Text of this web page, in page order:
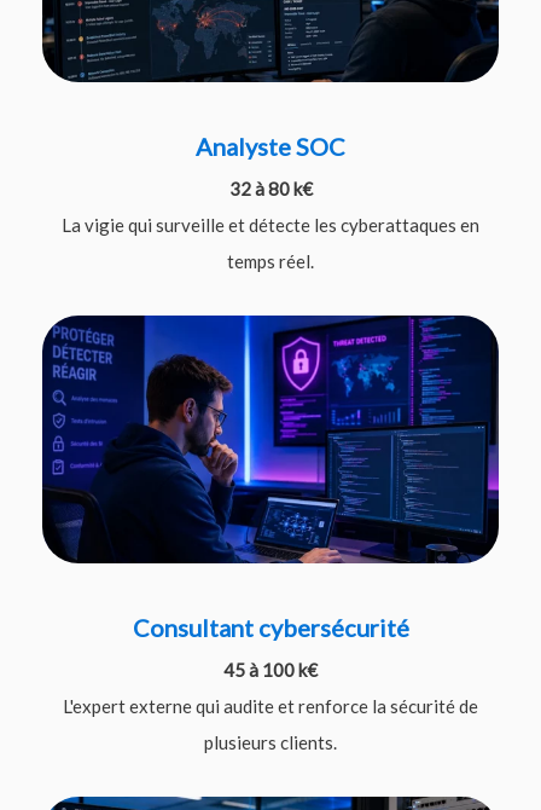
Analyste SOC
32 à 80 k€
La vigie qui surveille et détecte les cyberattaques en
temps réel.
Consultant cybersécurité
45 à 100 k€
L'expert externe qui audite et renforce la sécurité de
plusieurs clients.